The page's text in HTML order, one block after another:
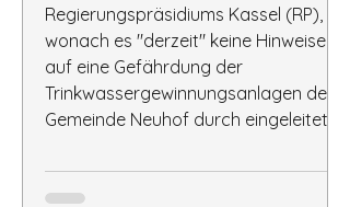
Regierungspräsidiums Kassel (RP),
wonach es "derzeit" keine Hinweise
auf eine Gefährdung der
Trinkwassergewinnungsanlagen der
Gemeinde Neuhof durch eingeleitetes
Aussagen des RP blenden die
Entwicklung der sich stark